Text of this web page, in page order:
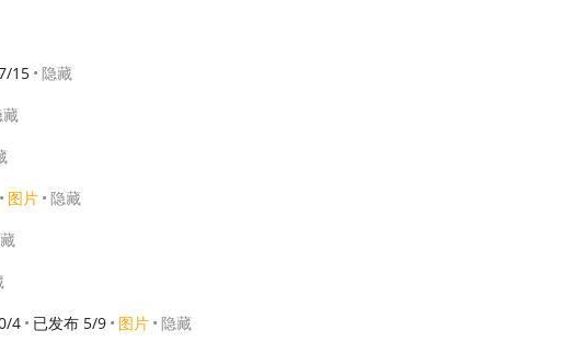
15 隐藏
图片 隐藏
4 已发布 5/9 图片 隐藏